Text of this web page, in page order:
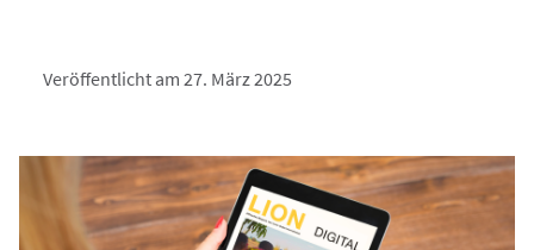
Veröffentlicht am 27. März 2025